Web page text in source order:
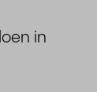
in